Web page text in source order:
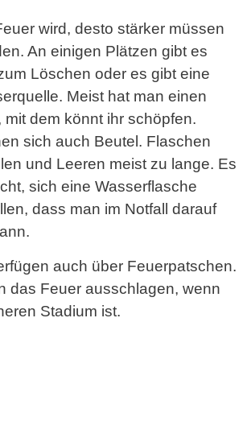
wird, desto stärker müssen
An einigen Plätzen gibt es
Löschen oder es gibt eine
Meist hat man einen
mit dem könnt ihr schöpfen.
sich auch Beutel. Flaschen
und Leeren meist zu lange. Es
sich eine Wasserflasche
dass man im Notfall darauf
auch über Feuerpatschen.
das Feuer ausschlagen, wenn
Stadium ist.